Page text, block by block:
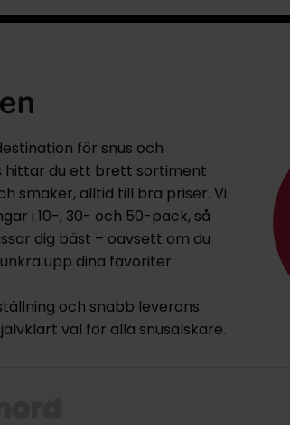
för snus och
hittar du ett brett sortiment
smaker, alltid till bra priser. Vi
i 10-, 30- och 50-pack, så
dig bäst – oavsett om du
upp dina favoriter.
och snabb leverans
val för alla snusälskare.